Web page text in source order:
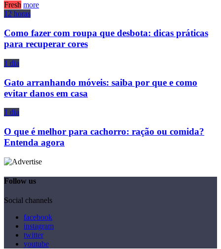
Fresh more
12 horas
Como fazer com roupa que desbota: dicas práticas
para recuperar cores
1 dia
Gato arranhando móveis: saiba por que e como
evitar danos em casa
1 dia
O que é melhor para cachorro: ração ou comida?
Entenda agora
Follow us
Social channels
facebook
instagram
twitter
youtube